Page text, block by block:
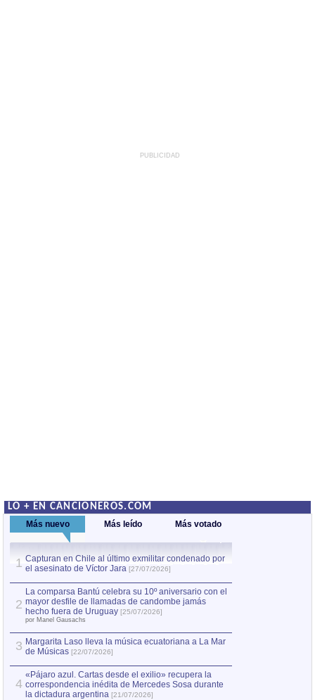
PUBLICIDAD
LO + EN CANCIONEROS.COM
Más nuevo Más leído Más votado
1 Capturan en Chile al último exmilitar condenado por
el asesinato de Víctor Jara [27/07/2026]
2
La comparsa Bantú celebra su 10º aniversario con el
mayor desfile de llamadas de candombe jamás
hecho fuera de Uruguay [25/07/2026]
por Manel Gausachs
3 Margarita Laso lleva la música ecuatoriana a La Mar
de Músicas [22/07/2026]
4
«Pájaro azul. Cartas desde el exilio» recupera la
correspondencia inédita de Mercedes Sosa durante
la dictadura argentina [21/07/2026]